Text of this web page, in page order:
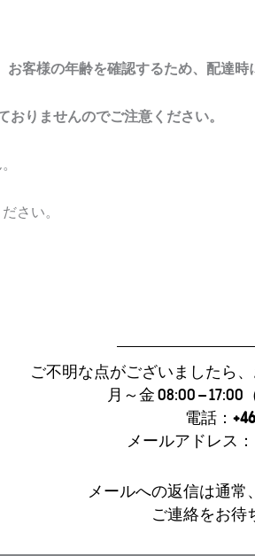
お客様の年齢を確認するため、配達
おりませんのでご注意ください。
さい。
ご不明な点がございましたら
月～金 08:00 – 17:00
電話：
メールアドレス：
メールへの返信は通常
ご連絡をお待